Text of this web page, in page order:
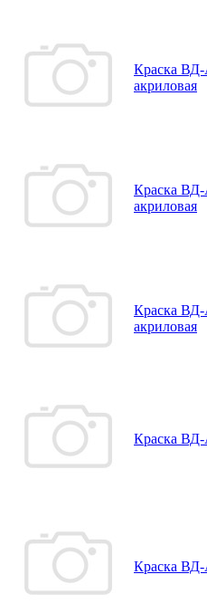
Краска
акриловая
Краска
акриловая
Краска
акриловая
Краска ВД-
Краска